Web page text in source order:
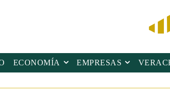
ECONOMÍA EMPRESAS